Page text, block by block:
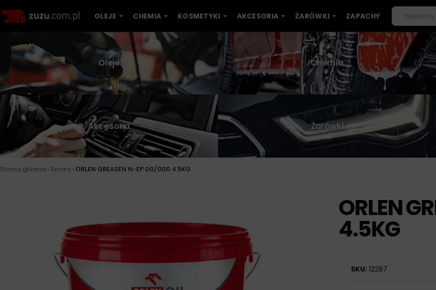
OLEJE CHEMIA KOSMETYKI AKCESORIA ŻARÓWKI ZAPACHY
Oleje Chemia
Akcesoria Żarówki
Strona główna › Smary› ORLEN GREASEN N-EP 00/000 4.5KG
ORLEN
4.5KG
SKU: 12287